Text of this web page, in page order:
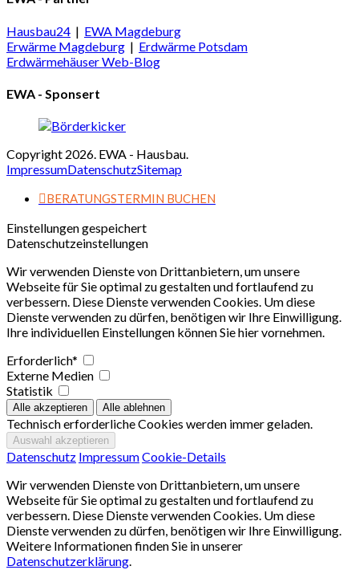
Hausbau24 | EWA Magdeburg
Erwärme Magdeburg | Erdwärme Potsdam
Erdwärmehäuser Web-Blog
EWA - Sponsert
Copyright 2026. EWA - Hausbau.
ImpressumDatenschutzSitemap
BERATUNGSTERMIN BUCHEN
Einstellungen gespeichert
Datenschutzeinstellungen
Wir verwenden Dienste von Drittanbietern, um unsere
Webseite für Sie optimal zu gestalten und fortlaufend zu
verbessern. Diese Dienste verwenden Cookies. Um diese
Dienste verwenden zu dürfen, benötigen wir Ihre Einwilligung.
Ihre individuellen Einstellungen können Sie hier vornehmen.
Erforderlich*
Externe Medien
Statistik
Technisch erforderliche Cookies werden immer geladen.
Datenschutz ImpressumCookie-Details
Wir verwenden Dienste von Drittanbietern, um unsere
Webseite für Sie optimal zu gestalten und fortlaufend zu
verbessern. Diese Dienste verwenden Cookies. Um diese
Dienste verwenden zu dürfen, benötigen wir Ihre Einwilligung.
Weitere Informationen finden Sie in unserer
Datenschutzerklärung.